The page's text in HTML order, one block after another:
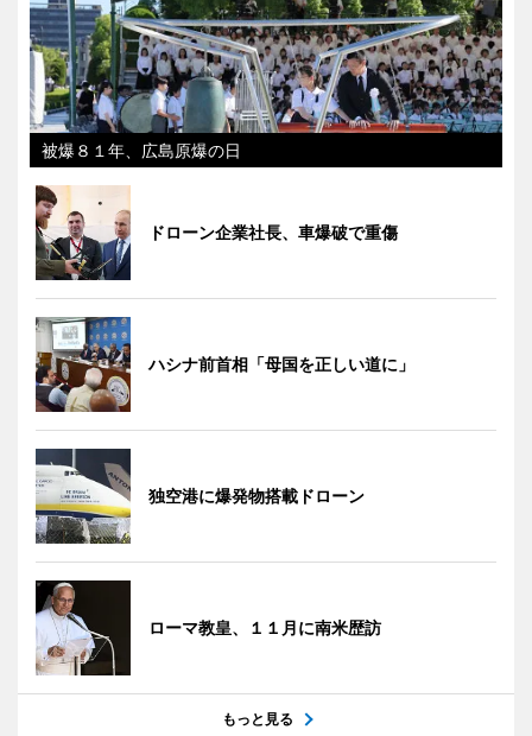
被爆８１年、広島原爆の日
ドローン企業社長、車爆破で重傷
ハシナ前首相「母国を正しい道に」
独空港に爆発物搭載ドローン
ローマ教皇、１１月に南米歴訪
もっと見る